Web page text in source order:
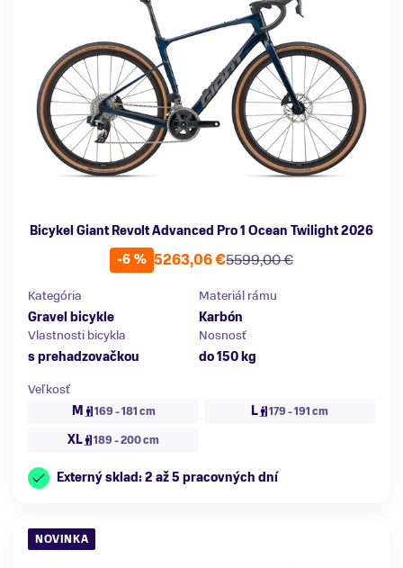
Bicykel Giant Revolt Advanced Pro 1 Ocean Twilight 2026
-6 %
5599,00 €
5263,06 €
Kategória
Gravel bicykle
Materiál rámu
Karbón
Vlastnosti bicykla
s prehadzovačkou
Nosnosť
do 150 kg
Veľkosť
M
169 - 181 cm L 179 - 191 cm
XL 189 - 200 cm
Externý sklad: 2 až 5 pracovných dní
NOVINKA